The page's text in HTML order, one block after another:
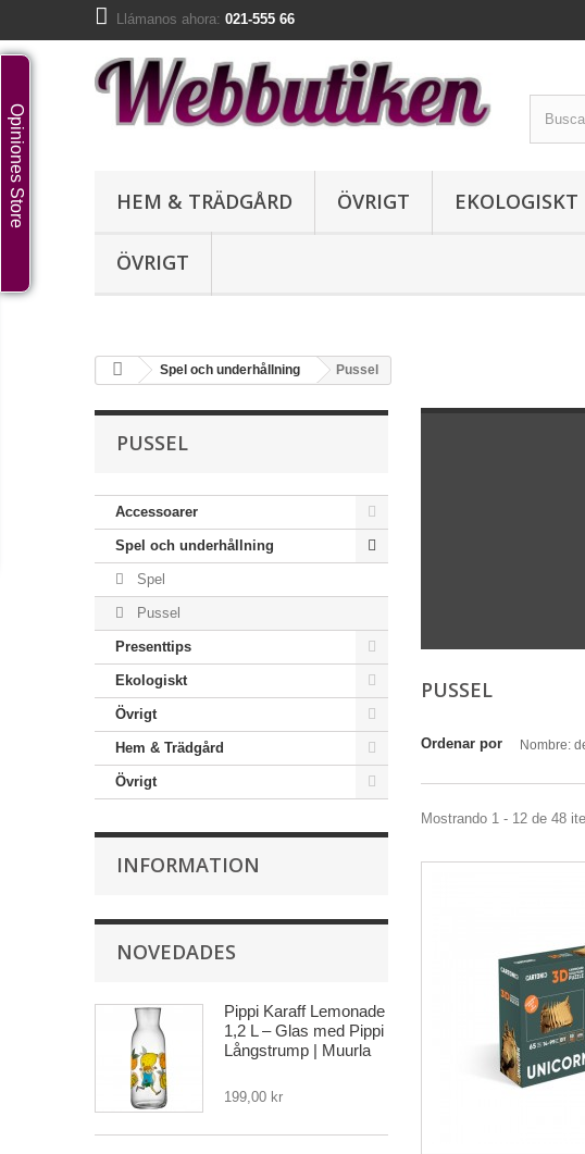
Llámanos ahora: 021-555 66
HEM & TRÄDGÅRD ÖVRIGT EKOLOGISKT
ÖVRIGT
Spel och underhållning Pussel
PUSSEL
Accessoarer
Spel och underhållning
Spel
Pussel
Presenttips
Ekologiskt
Övrigt
Hem & Trädgård
Övrigt
INFORMATION
NOVEDADES
Pippi Karaff Lemonade
1,2 L – Glas med Pippi
Långstrump | Muurla
199,00 kr
PUSSEL
Ordenar por Nombre:
Mostrando 1 - 12 de 48
Opiniones Store